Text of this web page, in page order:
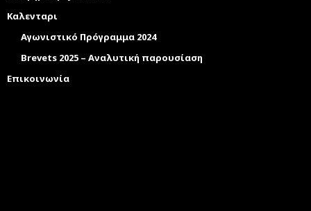
Καλενταρι
Αγωνιστικό Πρόγραμμα 2024
Brevets 2025 – Αναλυτική παρουσίαση
Επικοινωνία